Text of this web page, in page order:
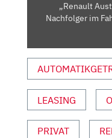
FAHRBERICHT!
REVIEW
E-
TECH
VON
„Renault
Nachfolger im
LEASING
PRIVAT